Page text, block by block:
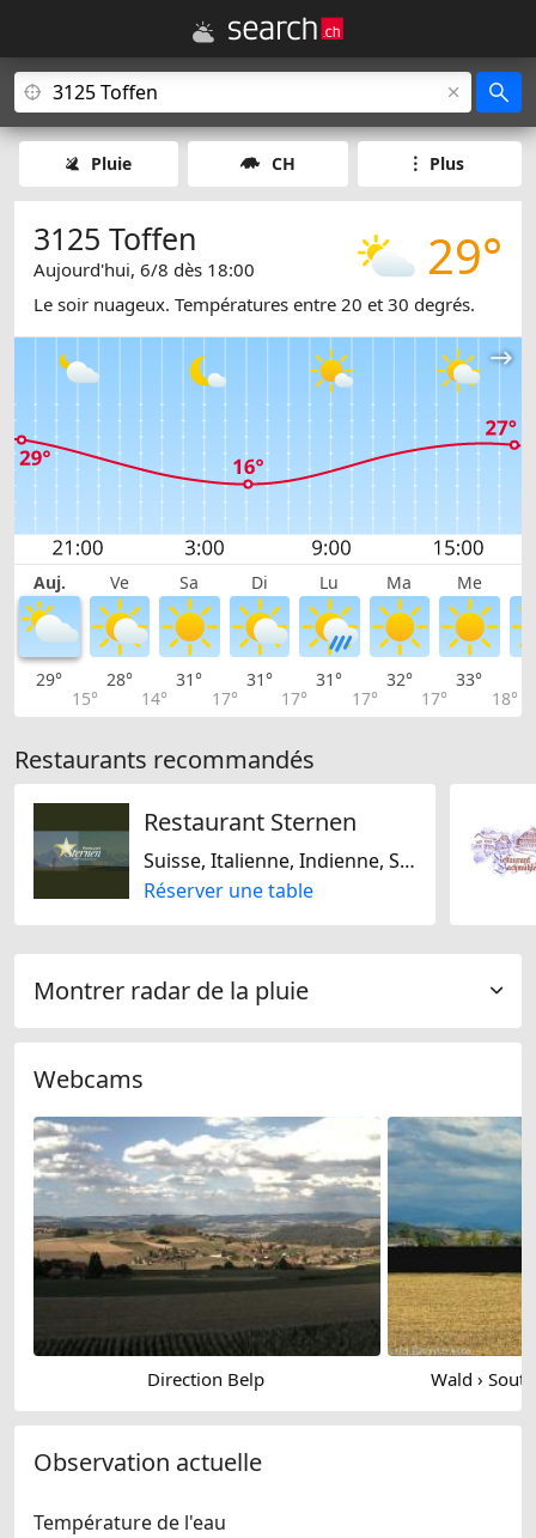
Pluie CH Plus
29°
3125 Toffen
Aujourd'hui, 6/8 dès 18:00
Le soir nuageux. Températures entre 20 et 30 degrés.
Auj. Ve Sa Di Lu Ma Me
29°
15°
28°
14°
31°
17°
31°
17°
31°
17°
32°
17°
33°
18°
Restaurants recommandés
Restaurant Sternen
Suisse, Italienne, Indienne, Sri Lankais, Plats bio, Sans gluten
Réserver une table
Montrer radar de la pluie
Webcams
Direction Belp Wald ›
Observation actuelle
Température de l'eau